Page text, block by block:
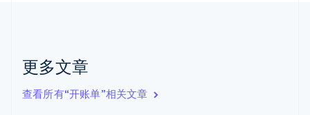
更多文章
查看所有“开账单”相关文章
English
English